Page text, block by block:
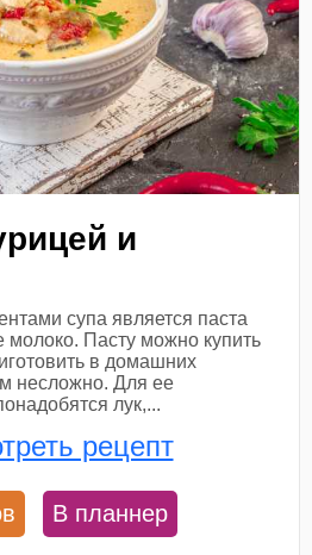
и
супа является паста
молоко. Пасту можно купить
в домашних
несложно. Для ее
лук,...
рецепт
В планнер